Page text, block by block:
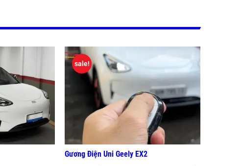
Gương Điện Uni Geely EX2
sale!